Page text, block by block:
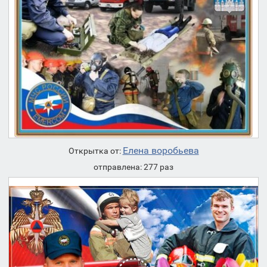
Открытка от: Елена воробьева
отправлена: 277 раз